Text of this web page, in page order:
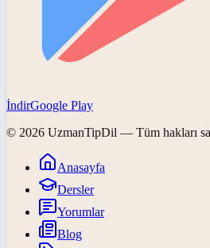
İndirGoogle Play
© 2026 UzmanTipDil — Tüm hakları
Anasayfa
Dersler
Yorumlar
Blog